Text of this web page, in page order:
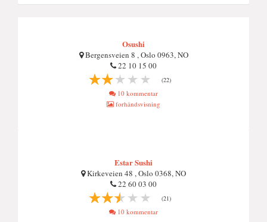
Osushi
Bergensveien 8 , Oslo 0963, NO
22 10 15 00
(22)
10 kommentar
forhåndsvisning
Estar Sushi
Kirkeveien 48 , Oslo 0368, NO
22 60 03 00
(21)
10 kommentar